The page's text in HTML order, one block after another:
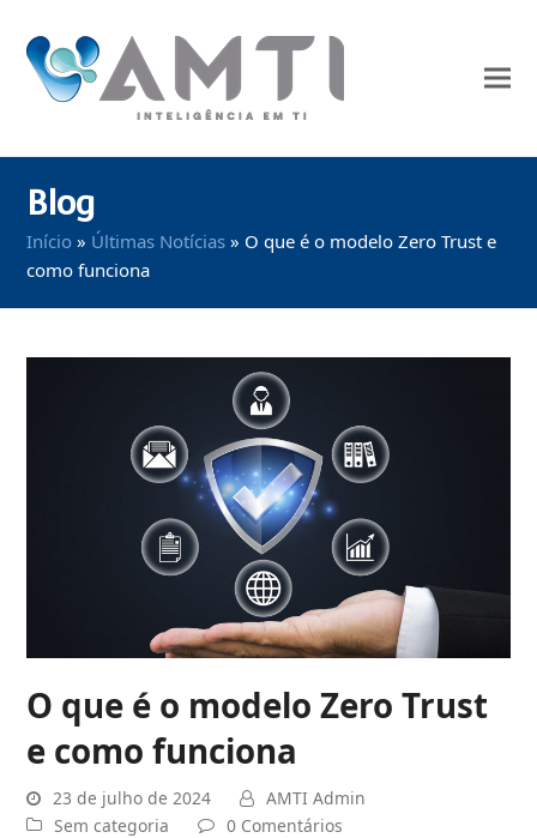
Blog
Início » Últimas Notícias » O que é o modelo Zero Trust e
como funciona
O que é o modelo Zero Trust
e como funciona
23 de julho de 2024
AMTI Admin
Sem categoria
0 Comentários